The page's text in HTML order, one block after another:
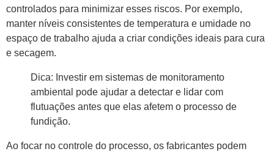
controlados para minimizar esses riscos. Por exemplo,
manter níveis consistentes de temperatura e umidade no
espaço de trabalho ajuda a criar condições ideais para cura
e secagem.
Dica: Investir em sistemas de monitoramento
ambiental pode ajudar a detectar e lidar com
flutuações antes que elas afetem o processo de
fundição.
Ao focar no controle do processo, os fabricantes podem